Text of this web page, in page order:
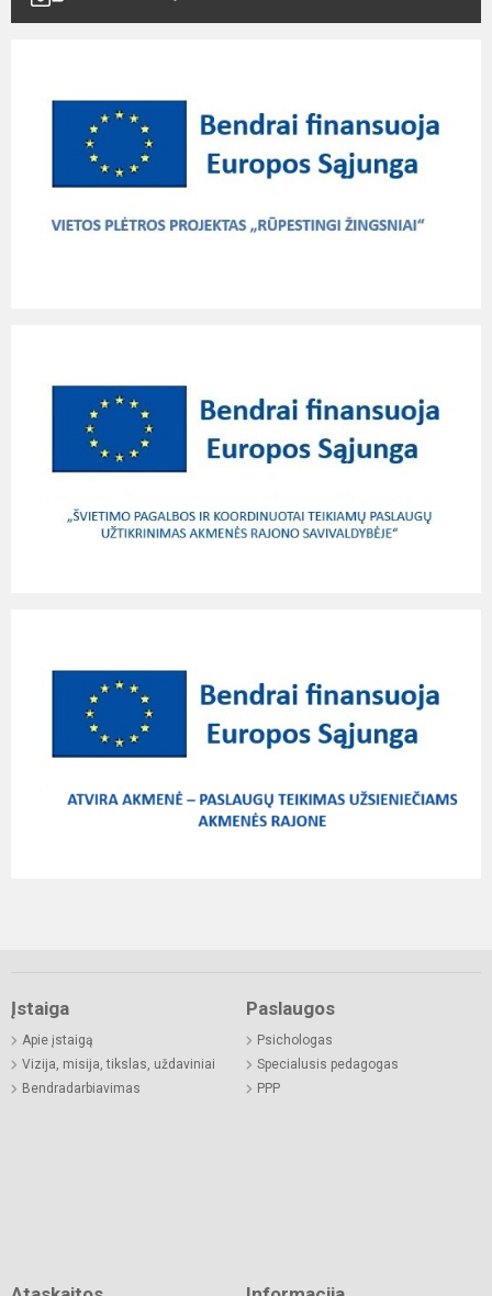
Įstaiga
Apie įstaigą
Vizija, misija, tikslas, uždaviniai
Bendradarbiavimas
Paslaugos
Psichologas
Specialusis pedagogas
PPP